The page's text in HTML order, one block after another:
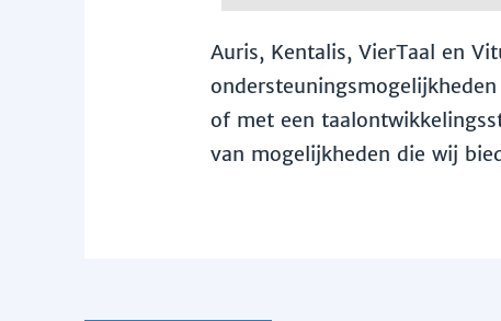
Auris, Kentalis, VierTaal en
of met een
van mogelijkheden die wij